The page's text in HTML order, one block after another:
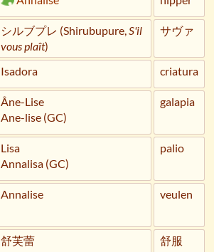
シルブプレ (Shirubupure, S'il
vous plaît)
サヴァ
Isadora criatura
Âne-Lise
Ane-lise (GC)
galapia
Lisa
Annalisa (GC)
palio
Annalise veulen
舒芙蕾 舒服